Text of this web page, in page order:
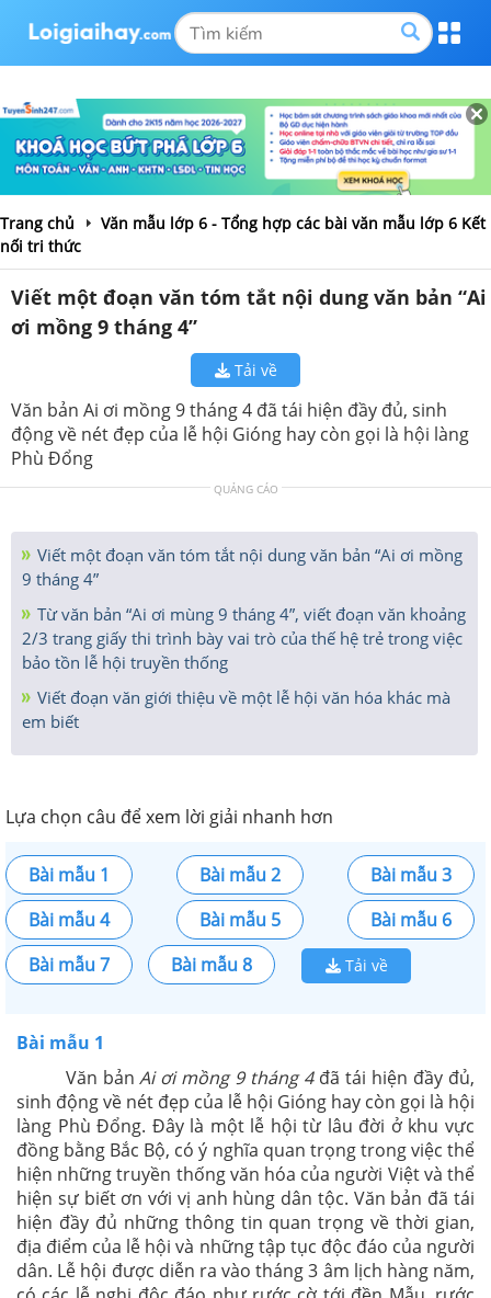
Trang chủ
Văn mẫu lớp 6 - Tổng hợp các bài văn mẫu lớp 6 Kết
nối tri thức
Viết một đoạn văn tóm tắt nội dung văn bản “Ai
ơi mồng 9 tháng 4”
Tải về
Văn bản Ai ơi mồng 9 tháng 4 đã tái hiện đầy đủ, sinh
động về nét đẹp của lễ hội Gióng hay còn gọi là hội làng
Phù Đổng
QUẢNG CÁO
Viết một đoạn văn tóm tắt nội dung văn bản “Ai ơi mồng
9 tháng 4”
Từ văn bản “Ai ơi mùng 9 tháng 4”, viết đoạn văn khoảng
2/3 trang giấy thi trình bày vai trò của thế hệ trẻ trong việc
bảo tồn lễ hội truyền thống
Viết đoạn văn giới thiệu về một lễ hội văn hóa khác mà
em biết
Lựa chọn câu để xem lời giải nhanh hơn
Bài mẫu 1 Bài mẫu 2
Bài mẫu 3
Bài mẫu 4
Bài mẫu 5
Bài mẫu 6
Bài mẫu 7
Bài mẫu 8 Tải về
Bài mẫu 1
Văn bảnAi ơi mồng 9 tháng 4 đã tái hiện đầy đủ,
sinh động về nét đẹp của lễ hội Gióng hay còn gọi là hội
làng Phù Đổng. Đây là một lễ hội từ lâu đời ở khu vực
đồng bằng Bắc Bộ, có ý nghĩa quan trọng trong việc thể
hiện những truyền thống văn hóa của người Việt và thể
hiện sự biết ơn với vị anh hùng dân tộc. Văn bản đã tái
hiện đầy đủ những thông tin quan trọng về thời gian,
địa điểm của lễ hội và những tập tục độc đáo của người
dân. Lễ hội được diễn ra vào tháng 3 âm lịch hàng năm,